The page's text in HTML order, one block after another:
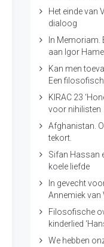
Het einde van
dialoog
In Memoriam.
aan Igor
Kan men
Een
KIRAC 23
voor nihilisten
Afghanistan.
tekort.
Sifan Hassan
koele liefde
In gevecht
Annemiek van
Filosofische
kinderlied
We hebben